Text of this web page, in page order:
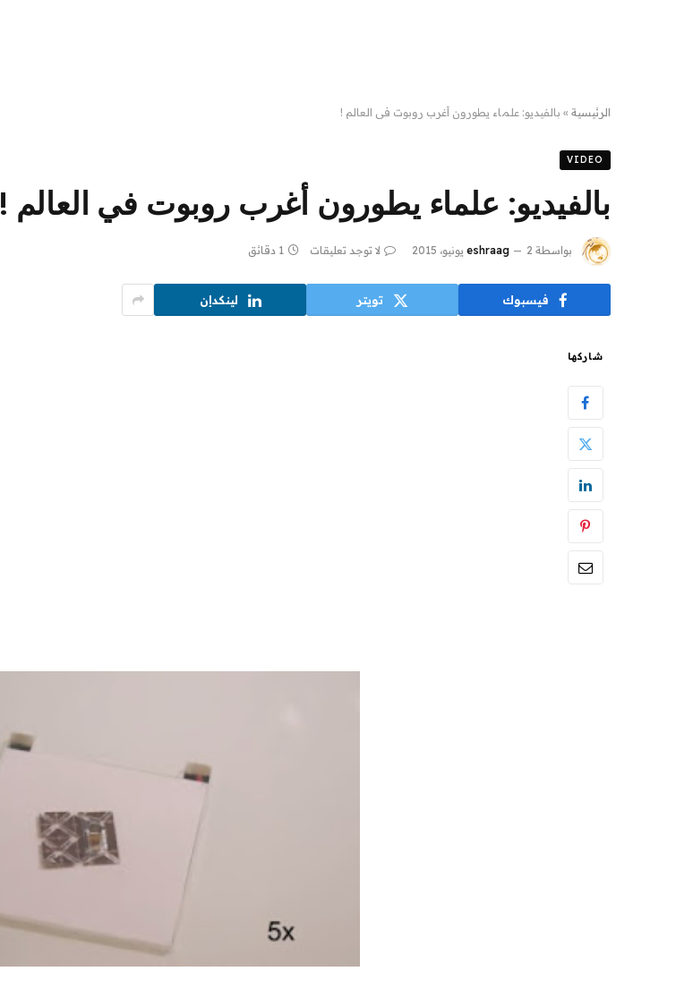
الرئيسية » بالفيديو: علماء يطورون أغرب روبوت في العالم !
VIDEO
بالفيديو: علماء يطورون أغرب روبوت في العالم !
بواسطة eshraag 2 يونيو، 2015 لا توجد تعليقات 1 دقائق
فيسبوك تويتر لينكدإن
شاركها